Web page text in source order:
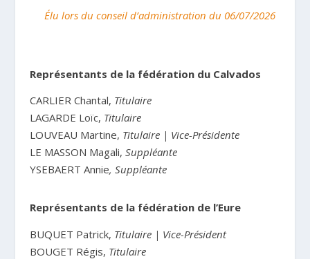
Élu lors du conseil d’administration du 06/07/2026
Représentants de la fédération du Calvados
CARLIER Chantal, Titulaire
LAGARDE Loïc, Titulaire
LOUVEAU Martine, Titulaire | Vice-Présidente
LE MASSON Magali, Suppléante
YSEBAERT Annie, Suppléante
Représentants de la fédération de l’Eure
BUQUET Patrick, Titulaire | Vice-Président
BOUGET Régis, Titulaire